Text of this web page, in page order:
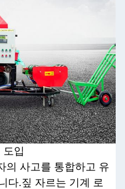
입
의 사고를 통합하고 유
다.짚 자르는 기계 로